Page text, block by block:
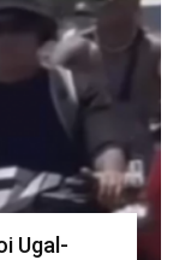
Ugal-